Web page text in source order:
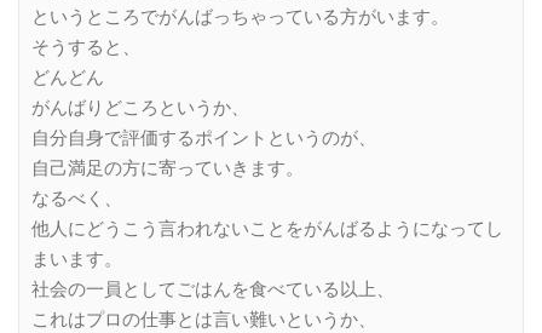
というところでがんばっちゃっている方がいます。
そうすると、
どんどん
がんばりどころというか、
自分自身で評価するポイントというのが、
自己満足の方に寄っていきます。
なるべく、
他人にどうこう言われないことをがんばるようになってし
まいます。
社会の一員としてごはんを食べている以上、
これはプロの仕事とは言い難いというか、